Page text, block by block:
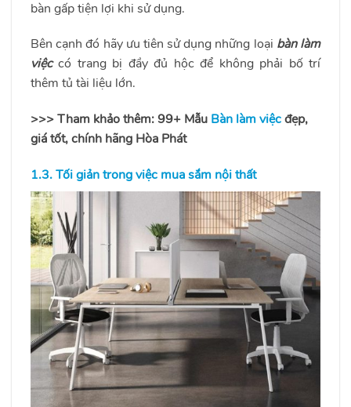
bàn gấp tiện lợi khi sử dụng.
Bên cạnh đó hãy ưu tiên sử dụng những loại bàn làm
việc có trang bị đầy đủ hộc để không phải bố trí
thêm tủ tài liệu lớn.
>>> Tham khảo thêm: 99+ Mẫu Bàn làm việcđẹp,
giá tốt, chính hãng Hòa Phát
1.3. Tối giản trong việc mua sắm nội thất